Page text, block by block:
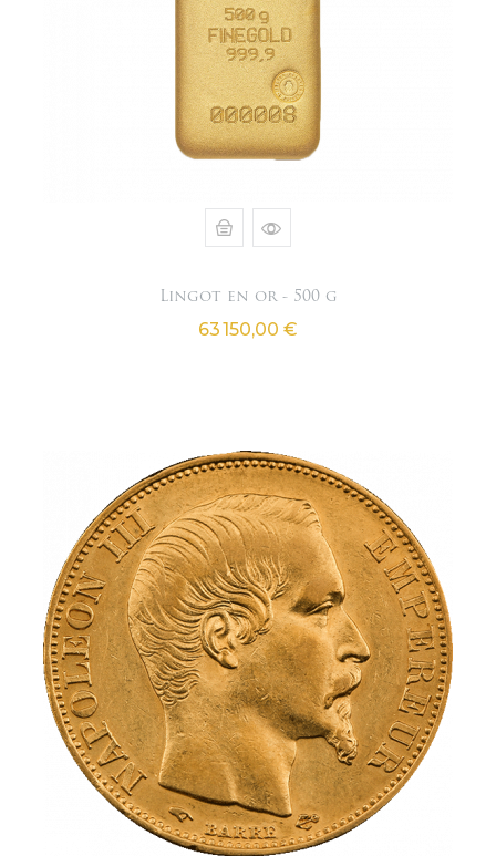
Lingot en or - 500 g
Prix
63 150,00 €